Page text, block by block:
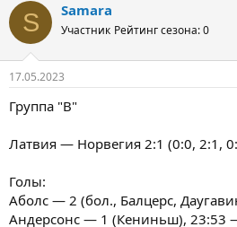
S Samara
Участник Рейтинг сезона: 0
17.05.2023
Группа "B"
Латвия — Норвегия 2:1 (0:0, 2:1,
Голы:
Аболс — 2 (бол., Балцерс,
Андерсонс — 1 (Кениньш), 23:53